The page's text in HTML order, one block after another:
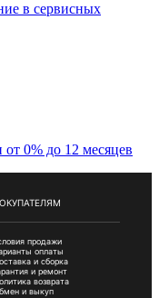
в сервисных
0% до 12 месяцев
продажи
оплаты
и сборка
и ремонт
возврата
и выкуп